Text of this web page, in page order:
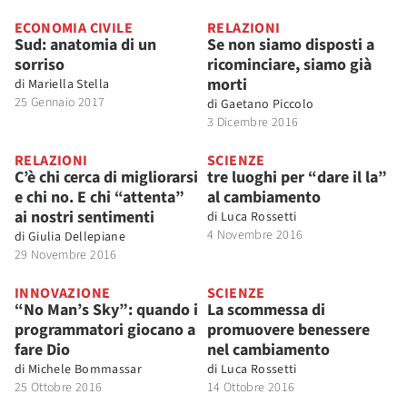
ECONOMIA CIVILE
Sud: anatomia di un
sorriso
di Mariella Stella
25 Gennaio 2017
RELAZIONI
Se non siamo disposti a
ricominciare, siamo già
morti
di Gaetano Piccolo
3 Dicembre 2016
RELAZIONI
C’è chi cerca di migliorarsi
e chi no. E chi “attenta”
ai nostri sentimenti
di Giulia Dellepiane
29 Novembre 2016
SCIENZE
tre luoghi per “dare il la”
al cambiamento
di Luca Rossetti
4 Novembre 2016
INNOVAZIONE
“No Man’s Sky”: quando i
programmatori giocano a
fare Dio
di Michele Bommassar
25 Ottobre 2016
SCIENZE
La scommessa di
promuovere benessere
nel cambiamento
di Luca Rossetti
14 Ottobre 2016